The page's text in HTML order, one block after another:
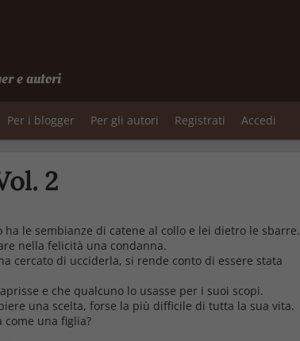
e autori
Per i blogger Per gli autori Registrati Accedi
2
le sembianze di catene al collo e lei dietro le sbarre.
nella felicità una condanna.
cercato di ucciderla, si rende conto di essere stata
e che qualcuno lo usasse per i suoi scopi.
una scelta, forse la più difficile di tutta la sua vita.
come una figlia?